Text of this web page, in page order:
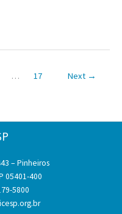
… 17 Next →
– Pinheiros
05401-400
5800